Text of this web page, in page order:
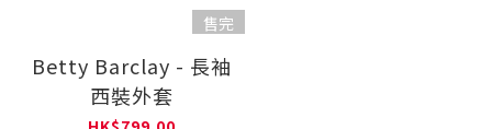
售完
Betty Barclay - 長袖
西裝外套